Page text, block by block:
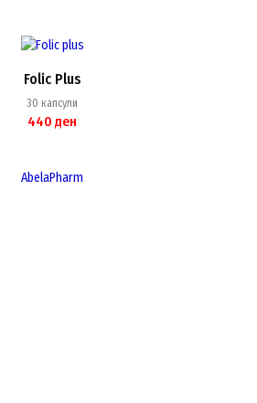
Folic Plus
30 капсули
440 ден
AbelaPharm